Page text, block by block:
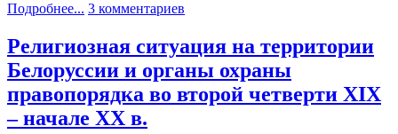
Подробнее... 3 комментариев
Религиозная ситуация на территории
Белоруссии и органы охраны
правопорядка во второй четверти XIX
– начале ХХ в.